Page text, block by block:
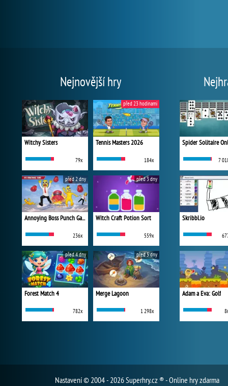
Nejnovější hry
Witchy Sisters
79x
Tennis Masters 2026
184x
před 23 hodinami
Annoying Boss Punch Game
236x
před 2 dny
Witch Craft Potion Sort
559x
před 3 dny
Forest Match 4
782x
před 4 dny
Merge Lagoon
1 298x
před 5 dny
Spider Solitaire
7
Skribbl.io
Adam a Eva: Golf
Nastavení© 2004 - 2026 Superhry.cz ® - Online hry zdarma